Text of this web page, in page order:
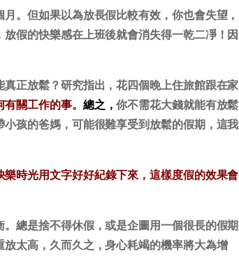
。但如果以為放長假比較有效，你也會失望，
假的快樂感在上班後就會消失得一乾二凈！因
正放鬆？研究指出，花四個晚上住旅館跟在家
關工作的事。 總之，你不需花大錢就能有放鬆
孩的爸媽，可能很難享受到放鬆的假期，這我
樂時光用文字好好紀錄下來，這樣度假的效果會
總是捨不得休假，或是企圖用一個很長的假期
太高，久而久之，身心耗竭的機率將大為增